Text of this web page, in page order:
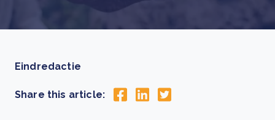
Eindredactie
Share this article: